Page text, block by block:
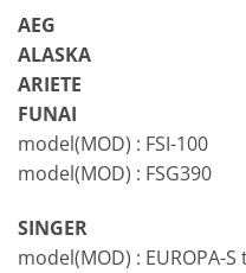
AEG
ALASKA
ARIETE
FUNAI
model(MOD) : FSI-100
model(MOD) : FSG390
SINGER
model(MOD) : EUROPA-S